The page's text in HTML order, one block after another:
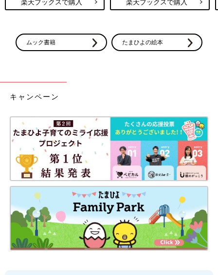
直前期は悩むことも多いかと思いますが、それぞれのご家庭がお
（お話／八尾直輝さん）
受験へのラストスパートの時期ですね。親子ともども体調に気を
勉強のやり方を教える塾「プラスティー」を創業、現在は取締
役・塾長として、会社の経営、塾の運営全般に関わっている。共
著に『子どものやる気を引き出すゲーミフィケーション勉強法』
（講談社）、執筆協力に『中学生からの勉強のやり方』『図解
中学生からの勉強のやり方』(ともにディスカバー・トゥエンテ
ィーワン)がある。
ムック書籍 たまひよの絵本
キャンペーン